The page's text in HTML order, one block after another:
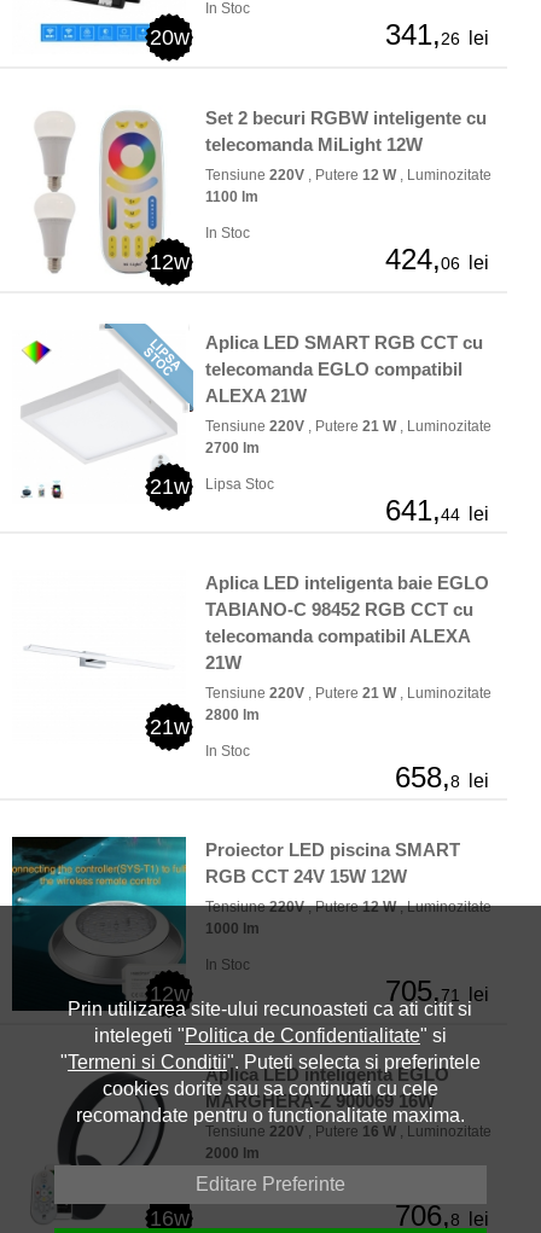
20w
In Stoc
341,26 lei
12w
Set 2 becuri RGBW inteligente cu
telecomanda MiLight 12W
Tensiune 220V , Putere 12 W, Luminozitate
1100 lm
In Stoc
424,06 lei
21w
Aplica LED SMART RGB CCT cu
telecomanda EGLO compatibil
ALEXA 21W
Tensiune 220V , Putere 21 W, Luminozitate
2700 lm
Lipsa Stoc
641,44 lei
21w
Aplica LED inteligenta baie EGLO
TABIANO-C 98452 RGB CCT cu
telecomanda compatibil ALEXA
21W
Tensiune 220V , Putere 21 W, Luminozitate
2800 lm
In Stoc
658,8 lei
12w
Proiector LED piscina SMART
RGB CCT 24V 15W 12W
Tensiune220V, Putere12 W, Luminozitate
1000 lm
In Stoc
705,71 lei
16w
Aplica LED inteligenta EGLO
MARGHERA-Z 900069 16W
Tensiune 220V , Putere 16 W , Luminozitate
2000 lm
In Stoc
706,8 lei
Prin utilizarea site-ului recunoasteti ca ati citit si
intelegeti "Politica de Confidentialitate" si
"Termeni si Conditii". Puteti selecta si preferintele
cookies dorite sau sa continuati cu cele
recomandate pentru o functionalitate maxima.
Editare Preferinte